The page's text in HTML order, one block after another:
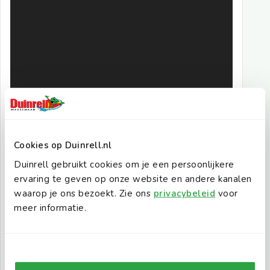
Cookies op Duinrell.nl
Duinrell gebruikt cookies om je een persoonlijkere
ervaring te geven op onze website en andere kanalen
waarop je ons bezoekt. Zie ons privacybeleid voor
meer informatie.